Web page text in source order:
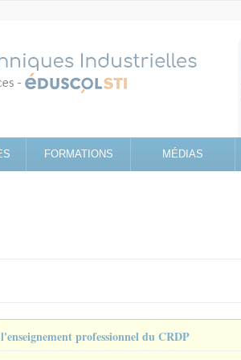
FORMATIONS MÉDIAS
professionnel du CRDP